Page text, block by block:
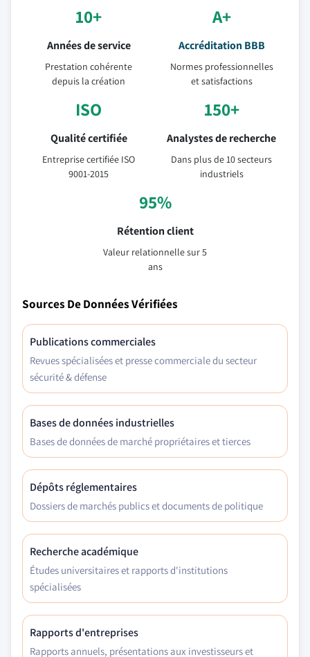
10+
Années de service
Prestation cohérente
depuis la création
A+
Accréditation BBB
Normes professionnelles
et satisfactions
ISO
Qualité certifiée
Entreprise certifiée ISO
9001-2015
150+
Analystes de recherche
Dans plus de 10 secteurs
industriels
95%
Rétention client
Valeur relationnelle sur 5
ans
Sources De Données Vérifiées
Publications commerciales
Revues spécialisées et presse commerciale du secteur
sécurité & défense
Bases de données industrielles
Bases de données de marché propriétaires et tierces
Dépôts réglementaires
Dossiers de marchés publics et documents de politique
Recherche académique
Études universitaires et rapports d'institutions
spécialisées
Rapports d'entreprises
Rapports annuels, présentations aux investisseurs et